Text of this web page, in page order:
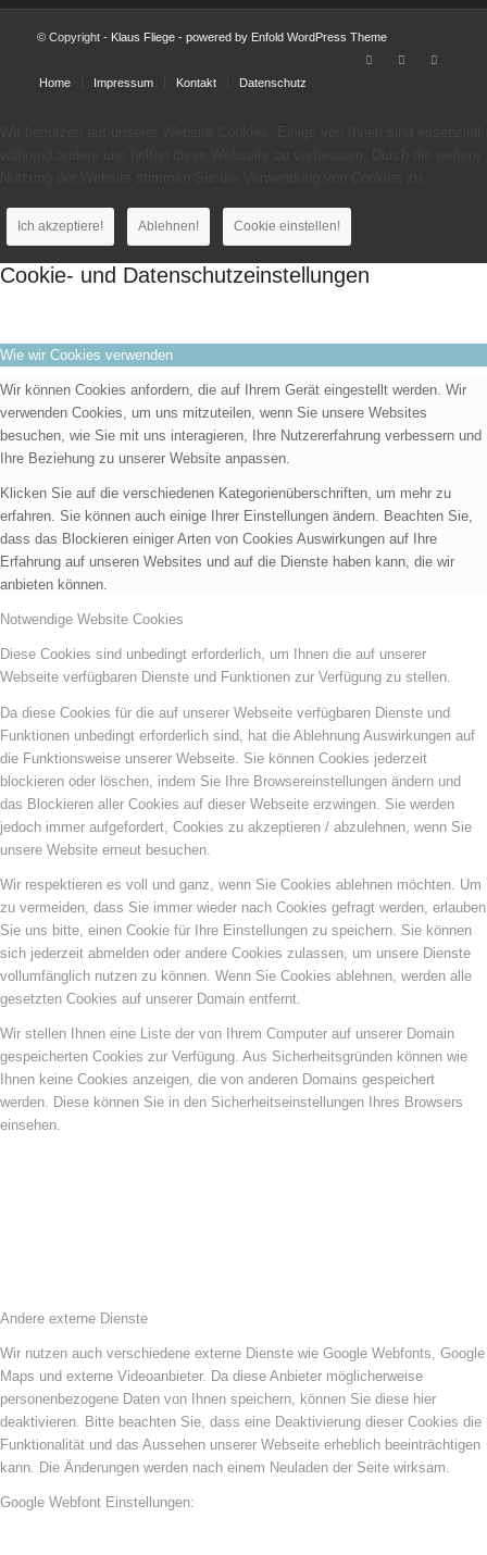
© Copyright - Klaus Fliege- powered by Enfold WordPress Theme
Home Impressum Kontakt Datenschutz
Ich akzeptiere! Ablehnen! Cookie einstellen!
Cookie- und Datenschutzeinstellungen
Wie wir Cookies verwenden
Wir können Cookies anfordern, die auf Ihrem Gerät eingestellt werden. Wir
verwenden Cookies, um uns mitzuteilen, wenn Sie unsere Websites
besuchen, wie Sie mit uns interagieren, Ihre Nutzererfahrung verbessern und
Ihre Beziehung zu unserer Website anpassen.
Klicken Sie auf die verschiedenen Kategorienüberschriften, um mehr zu
erfahren. Sie können auch einige Ihrer Einstellungen ändern. Beachten Sie,
dass das Blockieren einiger Arten von Cookies Auswirkungen auf Ihre
Erfahrung auf unseren Websites und auf die Dienste haben kann, die wir
anbieten können.
Notwendige Website Cookies
Diese Cookies sind unbedingt erforderlich, um Ihnen die auf unserer
Webseite verfügbaren Dienste und Funktionen zur Verfügung zu stellen.
Da diese Cookies für die auf unserer Webseite verfügbaren Dienste und
Funktionen unbedingt erforderlich sind, hat die Ablehnung Auswirkungen auf
die Funktionsweise unserer Webseite. Sie können Cookies jederzeit
blockieren oder löschen, indem Sie Ihre Browsereinstellungen ändern und
das Blockieren aller Cookies auf dieser Webseite erzwingen. Sie werden
jedoch immer aufgefordert, Cookies zu akzeptieren / abzulehnen, wenn Sie
unsere Website erneut besuchen.
Wir respektieren es voll und ganz, wenn Sie Cookies ablehnen möchten. Um
zu vermeiden, dass Sie immer wieder nach Cookies gefragt werden, erlauben
Sie uns bitte, einen Cookie für Ihre Einstellungen zu speichern. Sie können
sich jederzeit abmelden oder andere Cookies zulassen, um unsere Dienste
vollumfänglich nutzen zu können. Wenn Sie Cookies ablehnen, werden alle
gesetzten Cookies auf unserer Domain entfernt.
Wir stellen Ihnen eine Liste der von Ihrem Computer auf unserer Domain
gespeicherten Cookies zur Verfügung. Aus Sicherheitsgründen können wie
Ihnen keine Cookies anzeigen, die von anderen Domains gespeichert
werden. Diese können Sie in den Sicherheitseinstellungen Ihres Browsers
einsehen.
Andere externe Dienste
Wir nutzen auch verschiedene externe Dienste wie Google Webfonts, Google
Maps und externe Videoanbieter. Da diese Anbieter möglicherweise
personenbezogene Daten von Ihnen speichern, können Sie diese hier
deaktivieren. Bitte beachten Sie, dass eine Deaktivierung dieser Cookies die
Funktionalität und das Aussehen unserer Webseite erheblich beeinträchtigen
kann. Die Änderungen werden nach einem Neuladen der Seite wirksam.
Google Webfont Einstellungen: